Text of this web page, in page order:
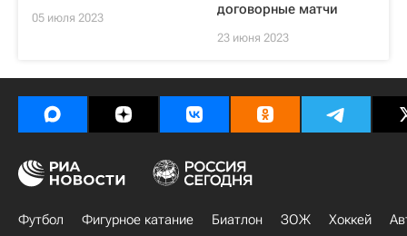
05 июля 2023
договорные матчи
23 июня 2023
Футбол Фигурное катание Биатлон ЗОЖ Хоккей